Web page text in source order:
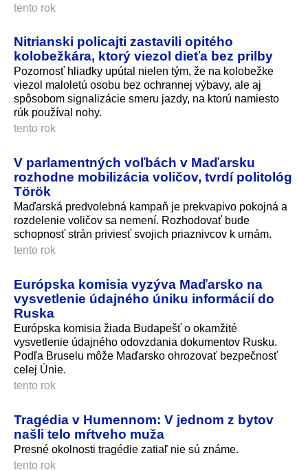
tento rok
Nitrianski policajti zastavili opitého
kolobežkára, ktorý viezol dieťa bez prilby
Pozornosť hliadky upútal nielen tým, že na kolobežke
viezol maloletú osobu bez ochrannej výbavy, ale aj
spôsobom signalizácie smeru jazdy, na ktorú namiesto
rúk používal nohy.
tento rok
V parlamentných voľbách v Maďarsku
rozhodne mobilizácia voličov, tvrdí politológ
Török
Maďarská predvolebná kampaň je prekvapivo pokojná a
rozdelenie voličov sa nemení. Rozhodovať bude
schopnosť strán priviesť svojich priaznivcov k urnám.
tento rok
Európska komisia vyzýva Maďarsko na
vysvetlenie údajného úniku informácií do
Ruska
Európska komisia žiada Budapešť o okamžité
vysvetlenie údajného odovzdania dokumentov Rusku.
Podľa Bruselu môže Maďarsko ohrozovať bezpečnosť
celej Únie.
tento rok
Tragédia v Humennom: V jednom z bytov
našli telo mŕtveho muža
Presné okolnosti tragédie zatiaľ nie sú známe.
tento rok